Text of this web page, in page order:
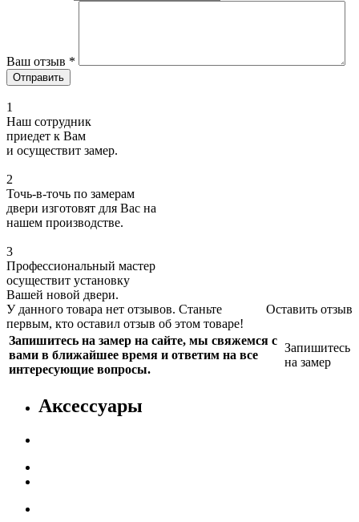
Ваш отзыв *
1
Наш сотрудник
приедет к Вам
и осуществит замер.
2
Точь-в-точь по замерам
двери изготовят для Вас на
нашем производстве.
3
Профессиональный мастер
осуществит установку
Вашей новой двери.
Оставить отзыв
У данного товара нет отзывов. Станьте
первым, кто оставил отзыв об этом товаре!
Запишитесь на замер на сайте, мы свяжемся с
вами в ближайшее время и ответим на все
интересующие вопросы.
Запишитесь
на замер
Аксессуары